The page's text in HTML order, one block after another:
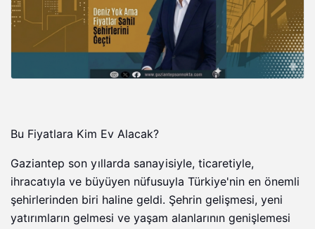
Bu Fiyatlara Kim Ev Alacak?
Gaziantep son yıllarda sanayisiyle, ticaretiyle,
ihracatıyla ve büyüyen nüfusuyla Türkiye'nin en önemli
şehirlerinden biri haline geldi. Şehrin gelişmesi, yeni
yatırımların gelmesi ve yaşam alanlarının genişlemesi